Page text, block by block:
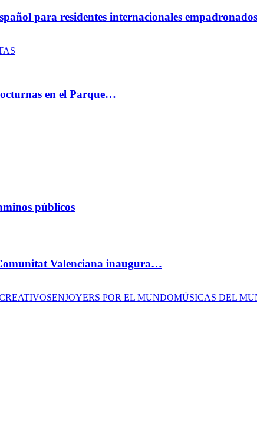
para residentes internacionales
en el Parque…
públicos
Valenciana inaugura…
ENJOYERS POR EL MUNDOMÚSICAS DEL